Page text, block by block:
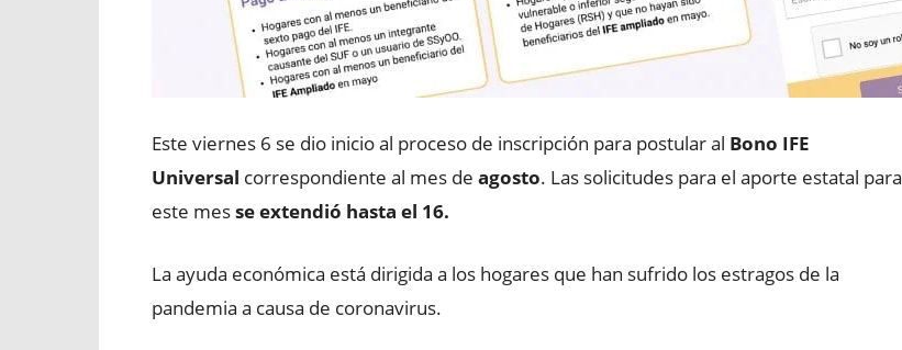
Este viernes 6 se dio inicio al proceso de inscripción para postular al Bono IFE
Universal correspondiente al mes de agosto. Las solicitudes para el aporte estatal para
este messe extendió hasta el 16.
La ayuda económica está dirigida a los hogares que han sufrido los estragos de la
pandemia a causa de coronavirus.